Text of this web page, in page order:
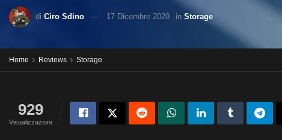
di Ciro Sdino 17 Dicembre 2020 in Storage
Home Reviews Storage
929
Visualizzazioni